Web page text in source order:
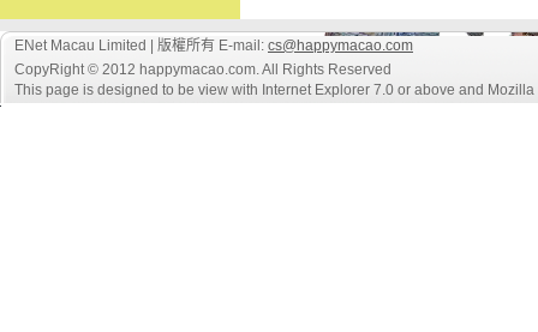
ENet Macau Limited | 版權所有 E-mail: cs@happymacao.com
CopyRight © 2012 happymacao.com. All Rights Reserved
This page is designed to be view with Internet Explorer 7.0 or above and